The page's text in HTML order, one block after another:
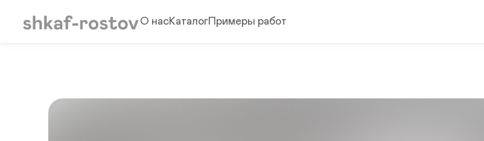
О насКаталогПримеры работ